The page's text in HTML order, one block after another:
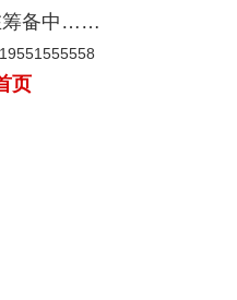
服务
筹备中……
页